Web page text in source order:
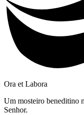
Ora et Labora
Um mosteiro beneditino
Senhor.